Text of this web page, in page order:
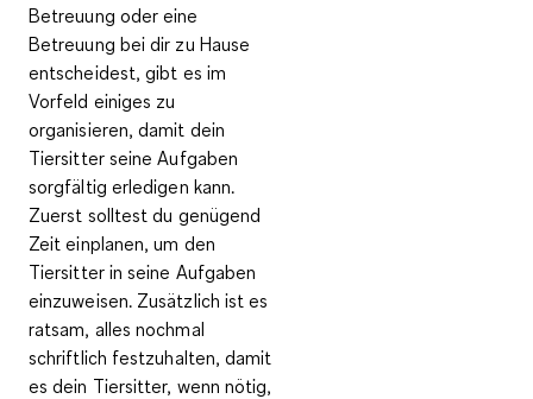
Betreuung oder eine
Betreuung bei dir zu Hause
entscheidest, gibt es im
Vorfeld einiges zu
organisieren, damit dein
Tiersitter seine Aufgaben
sorgfältig erledigen kann.
Zuerst solltest du genügend
Zeit einplanen, um den
Tiersitter in seine Aufgaben
einzuweisen. Zusätzlich ist es
ratsam, allesnochmal
schriftlich festzuhalten, damit
es dein Tiersitter, wenn nötig,